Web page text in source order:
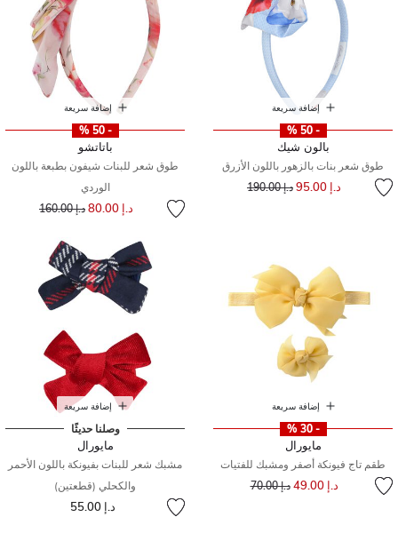
إضافة سريعة
- 50 %
بالون شيك
طوق شعر بنات بالزهور باللون الأزرق
د.إ 95.00 سعر مخفض مند.إ 190.00
إضافة سريعة
- 50 %
باتاتشو
طوق شعر للبنات شيفون بطبعة باللون
الوردي
د.إ 80.00 سعر مخفض من
د.إ 160.00 إلى
إضافة سريعة
- 30 %
مايورال
طقم تاج فيونكة أصفر ومشبك للفتيات
د.إ 49.00 سعر مخفض مند.إ 70.00
إضافة سريعة
وصلنا حديثًا
مايورال
مشبك شعر للبنات بفيونكة باللون الأحمر
والكحلي (قطعتين)
د.إ 55.00